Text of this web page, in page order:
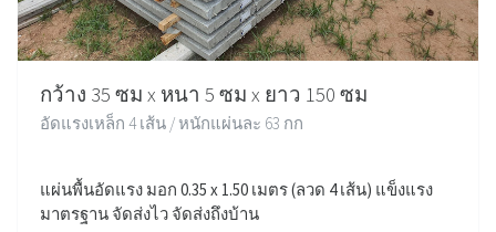
กว้าง 35 ซม x หนา 5 ซม x ยาว 150 ซม
อัดแรงเหล็ก 4 เส้น / หนักแผ่นละ 63 กก
แผ่นพื้นอัดแรง มอก 0.35 x 1.50 เมตร (ลวด 4 เส้น) แข็งแรง
มาตรฐาน จัดส่งไว จัดส่งถึงบ้าน